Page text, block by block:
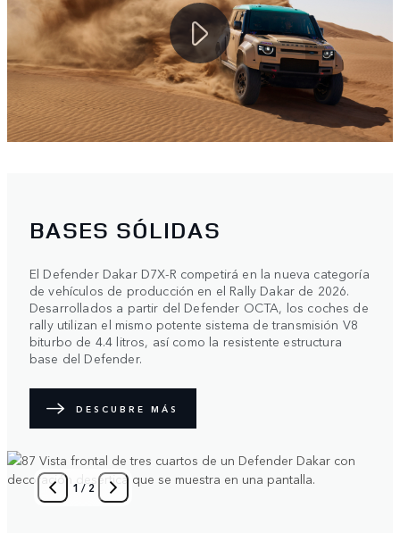
BASES SÓLIDAS
El Defender Dakar D7X-R competirá en la nueva categoría
de vehículos de producción en el Rally Dakar de 2026.
Desarrollados a partir del Defender OCTA, los coches de
rally utilizan el mismo potente sistema de transmisión V8
biturbo de 4.4 litros, así como la resistente estructura
base del Defender.
DESCUBRE MÁS
1 / 2